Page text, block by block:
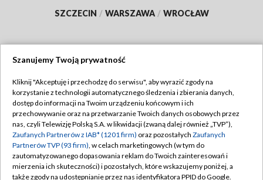
SZCZECIN / WARSZAWA / WROCŁAW
TVP
Abonament TVP
Emisja w TVP
Centrum informacji TVP
Naziemna Telewizja Cyfrowa
Regulamin TVP
Polityka prywatności
Moje zgody
Pomoc
Szanujemy Twoją prywatność
Kliknij "Akceptuję i przechodzę do serwisu", aby wyrazić zgody na
korzystanie z technologii automatycznego śledzenia i zbierania danych,
dostęp do informacji na Twoim urządzeniu końcowym i ich
przechowywanie oraz na przetwarzanie Twoich danych osobowych przez
nas, czyli Telewizję Polską S.A. w likwidacji (zwaną dalej również „TVP”),
Zaufanych Partnerów z IAB* (1201 firm) oraz pozostałych Zaufanych
Partnerów TVP (93 firm), w celach marketingowych (w tym do
zautomatyzowanego dopasowania reklam do Twoich zainteresowań i
mierzenia ich skuteczności) i pozostałych, które wskazujemy poniżej, a
także zgody na udostępnianie przez nas identyfikatora PPID do Google.